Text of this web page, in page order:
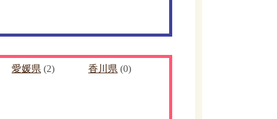
愛媛県 (2) 香川県 (0)